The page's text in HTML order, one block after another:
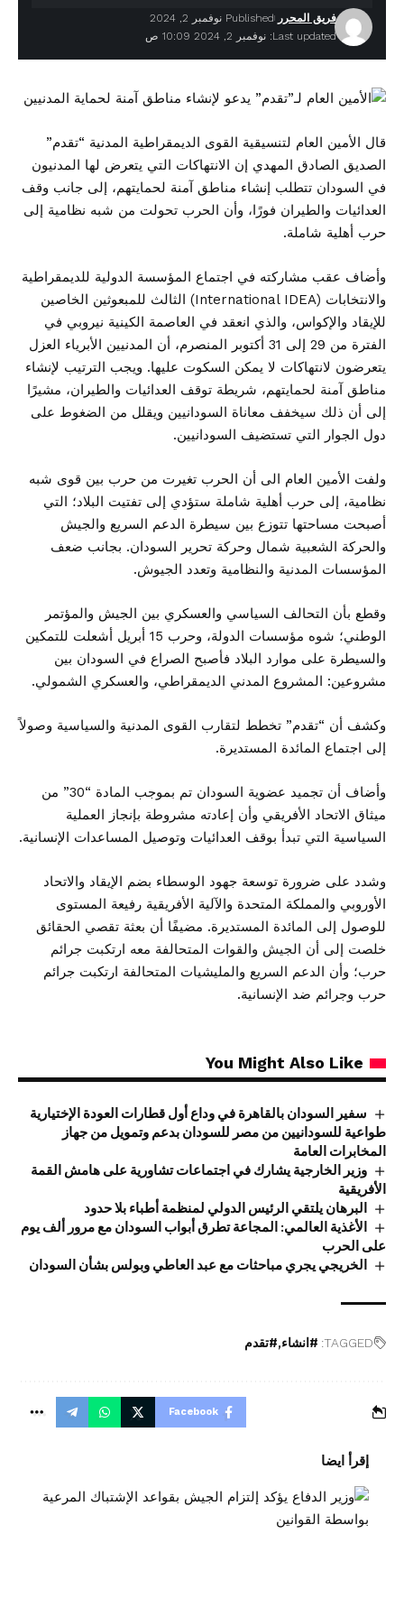
Last updated: نوفمبر 2, 2024 10:09 ص
فريق المحرر Published نوفمبر 2, 2024
قال الأمين العام لتنسيقية القوى الديمقراطية المدنية “تقدم”
الصديق الصادق المهدي إن الانتهاكات التي يتعرض لها المدنيون
في السودان تتطلب إنشاء مناطق آمنة لحمايتهم، إلى جانب وقف
العدائيات والطيران فورًا، وأن الحرب تحولت من شبه نظامية إلى
حرب أهلية شاملة.
وأضاف عقب مشاركته في اجتماع المؤسسة الدولية للديمقراطية
والانتخابات (International IDEA) الثالث للمبعوثين الخاصين
للإيقاد والإكواس، والذي انعقد في العاصمة الكينية نيروبي في
الفترة من 29 إلى 31 أكتوبر المنصرم، أن المدنيين الأبرياء العزل
يتعرضون لانتهاكات لا يمكن السكوت عليها. ويجب الترتيب لإنشاء
مناطق آمنة لحمايتهم، شريطة توقف العدائيات والطيران، مشيرًا
إلى أن ذلك سيخفف معاناة السودانيين ويقلل من الضغوط على
دول الجوار التي تستضيف السودانيين.
ولفت الأمين العام الى أن الحرب تغيرت من حرب بين قوى شبه
نظامية، إلى حرب أهلية شاملة ستؤدي إلى تفتيت البلاد؛ التي
أصبحت مساحتها تتوزع بين سيطرة الدعم السريع والجيش
والحركة الشعبية شمال وحركة تحرير السودان. بجانب ضعف
المؤسسات المدنية والنظامية وتعدد الجيوش.
وقطع بأن التحالف السياسي والعسكري بين الجيش والمؤتمر
الوطني؛ شوه مؤسسات الدولة، وحرب 15 أبريل أشعلت للتمكين
والسيطرة على موارد البلاد فأصبح الصراع في السودان بين
مشروعين: المشروع المدني الديمقراطي، والعسكري الشمولي.
وكشف أن “تقدم” تخطط لتقارب القوى المدنية والسياسية وصولاً
إلى اجتماع المائدة المستديرة.
وأضاف أن تجميد عضوية السودان تم بموجب المادة “30” من
ميثاق الاتحاد الأفريقي وأن إعادته مشروطة بإنجاز العملية
السياسية التي تبدأ بوقف العدائيات وتوصيل المساعدات الإنسانية.
وشدد على ضرورة توسعة جهود الوسطاء بضم الإيقاد والاتحاد
الأوروبي والمملكة المتحدة والآلية الأفريقية رفيعة المستوى
للوصول إلى المائدة المستديرة. مضيفًا أن بعثة تقصي الحقائق
خلصت إلى أن الجيش والقوات المتحالفة معه ارتكبت جرائم
حرب؛ وأن الدعم السريع والمليشيات المتحالفة ارتكبت جرائم
حرب وجرائم ضد الإنسانية.
You Might Also Like
سفير السودان بالقاهرة في وداع أول قطارات العودة الإختيارية
طواعية للسودانيين من مصر للسودان بدعم وتمويل من جهاز
المخابرات العامة
وزير الخارجية يشارك في اجتماعات تشاورية على هامش القمة
الأفريقية
البرهان يلتقي الرئيس الدولي لمنظمة أطباء بلا حدود
الأغذية العالمي: المجاعة تطرق أبواب السودان مع مرور ألف يوم
على الحرب
الخريجي يجري مباحثات مع عبد العاطي وبولس بشأن السودان
TAGGED: #انشاء #تقدم
Facebook
إقرأ ايضا